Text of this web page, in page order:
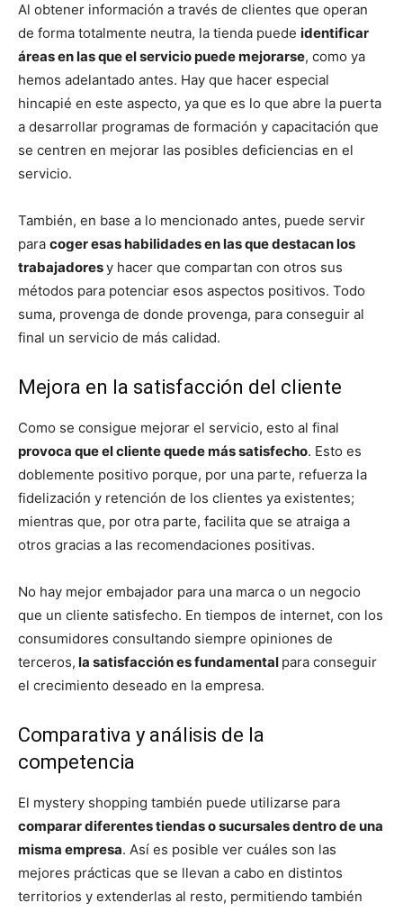
Al obtener información a través de clientes que operan
de forma totalmente neutra, la tienda puede identificar
áreas en las que el servicio puede mejorarse, como ya
hemos adelantado antes. Hay que hacer especial
hincapié en este aspecto, ya que es lo que abre la puerta
a desarrollar programas de formación y capacitación que
se centren en mejorar las posibles deficiencias en el
servicio.
También, en base a lo mencionado antes, puede servir
para coger esas habilidades en las que destacan los
trabajadoresy hacer que compartan con otros sus
métodos para potenciar esos aspectos positivos. Todo
suma, provenga de donde provenga, para conseguir al
final un servicio de más calidad.
Mejora en la satisfacción del cliente
Como se consigue mejorar el servicio, esto al final
provoca que el cliente quede más satisfecho. Esto es
doblemente positivo porque, por una parte, refuerza la
fidelización y retención de los clientes ya existentes;
mientras que, por otra parte, facilita que se atraiga a
otros gracias a las recomendaciones positivas.
No hay mejor embajador para una marca o un negocio
que un cliente satisfecho. En tiempos de internet, con los
consumidores consultando siempre opiniones de
terceros, la satisfacción es fundamental para conseguir
el crecimiento deseado en la empresa.
Comparativa y análisis de la
competencia
El mystery shopping también puede utilizarse para
comparar diferentes tiendas o sucursales dentro de una
misma empresa. Así es posible ver cuáles son las
mejores prácticas que se llevan a cabo en distintos
territorios y extenderlas al resto, permitiendo también